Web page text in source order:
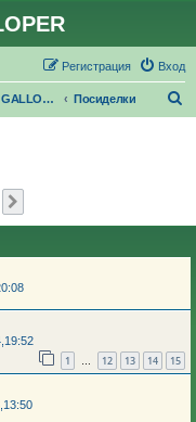
Вход
Регистрация
Клуб GALLOPER.RU Посиделки
1 … 12 13 14 15